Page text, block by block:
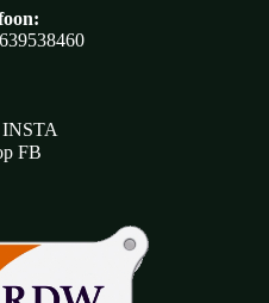
INSTA
FB